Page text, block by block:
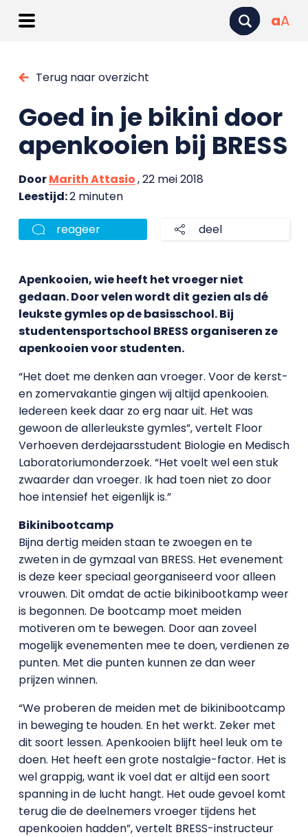
aA
Terug naar overzicht
Goed in je bikini door
apenkooien bij BRESS
DoorMarith Attasio, 22 mei 2018
Leestijd:2 minuten
reageer deel
Apenkooien, wie heeft het vroeger niet
gedaan. Door velen wordt dit gezien als dé
leukste gymles op de basisschool. Bij
studentensportschool BRESS organiseren ze
apenkooien voor studenten.
“Het doet me denken aan vroeger. Voor de kerst-
en zomervakantie gingen wij altijd apenkooien.
Iedereen keek daar zo erg naar uit. Het was
gewoon de allerleukste gymles”, vertelt Floor
Verhoeven derdejaarsstudent Biologie en Medisch
Laboratoriumonderzoek. “Het voelt wel een stuk
zwaarder dan vroeger. Ik had toen niet zo door
hoe intensief het eigenlijk is.”
Bikinibootcamp
Bijna dertig meiden staan te zwoegen en te
zweten in de gymzaal van BRESS. Het evenement
is deze keer speciaal georganiseerd voor alleen
vrouwen. Dit omdat de actie bikinibootkamp weer
is begonnen. De bootcamp moet meiden
motiveren om te bewegen. Door aan zoveel
mogelijk evenementen mee te doen, verdienen ze
punten. Met die punten kunnen ze dan weer
prijzen winnen.
“We proberen de meiden met de bikinibootcamp
in beweging te houden. En het werkt. Zeker met
dit soort lessen. Apenkooien blijft heel leuk om te
doen. Het heeft een grote nostalgie-factor. Het is
wel grappig, want ik voel dat er altijd een soort
spanning in de lucht hangt. Het oude gevoel komt
terug die de deelnemers vroeger tijdens het
apenkooien hadden”, vertelt BRESS-instructeur